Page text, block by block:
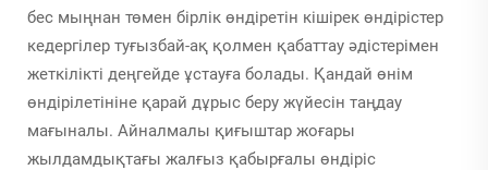
бес мыңнан төмен бірлік өндіретін кішірек өндірістер
кедергілер туғызбай-ақ қолмен қабаттау әдістерімен
жеткілікті деңгейде ұстауға болады. Қандай өнім
өндірілетініне қарай дұрыс беру жүйесін таңдау
мағыналы. Айналмалы қиғыштар жоғары
жылдамдықтағы жалғыз қабырғалы өндіріс